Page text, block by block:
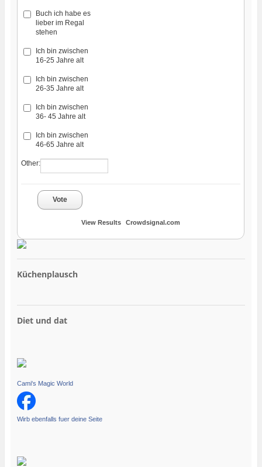
Buch ich habe es
lieber im Regal
stehen
Ich bin zwischen
16-25 Jahre alt
Ich bin zwischen
26-35 Jahre alt
Ich bin zwischen
36- 45 Jahre alt
Ich bin zwischen
46-65 Jahre alt
Other:
Vote
View Results Crowdsignal.com
Küchenplausch
Diet und dat
Cami's Magic World
Wirb ebenfalls fuer deine Seite